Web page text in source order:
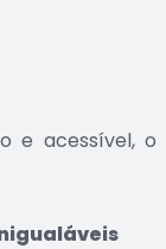
e acessível, o